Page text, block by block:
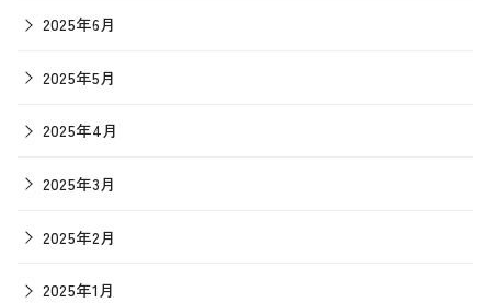
2025年6月
2025年5月
2025年4月
2025年3月
2025年2月
2025年1月